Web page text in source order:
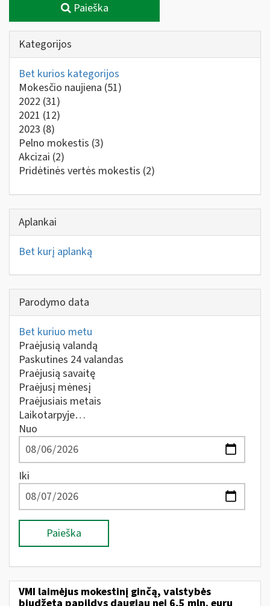
Paieška
Kategorijos
Bet kurios kategorijos
Mokesčio naujiena (51)
2022 (31)
2021 (12)
2023 (8)
Pelno mokestis (3)
Akcizai (2)
Pridėtinės vertės mokestis (2)
Aplankai
Bet kurį aplanką
Parodymo data
Bet kuriuo metu
Praėjusią valandą
Paskutines 24 valandas
Praėjusią savaitę
Praėjusį mėnesį
Praėjusiais metais
Laikotarpyje…
Nuo
Iki
Paieška
VMI laimėjus mokestinį ginčą, valstybės
biudžetą papildys daugiau nei 6,5 mln. eurų